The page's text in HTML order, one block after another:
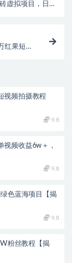
虚拟项目，日赚
红果短剧
视频拍摄教程
9.8
视频收益6w＋，
9.8
色蓝海项目【揭
9.8
粉丝教程【揭